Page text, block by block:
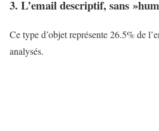
3. L’email descriptif, sans
Ce type d’objet représente 26.5% de
analysés.